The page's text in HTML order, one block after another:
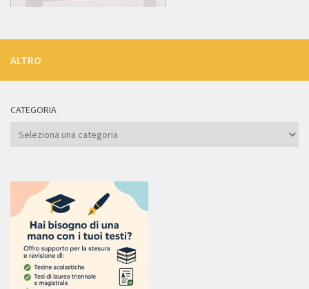
ALTRO
CATEGORIA
Categoria